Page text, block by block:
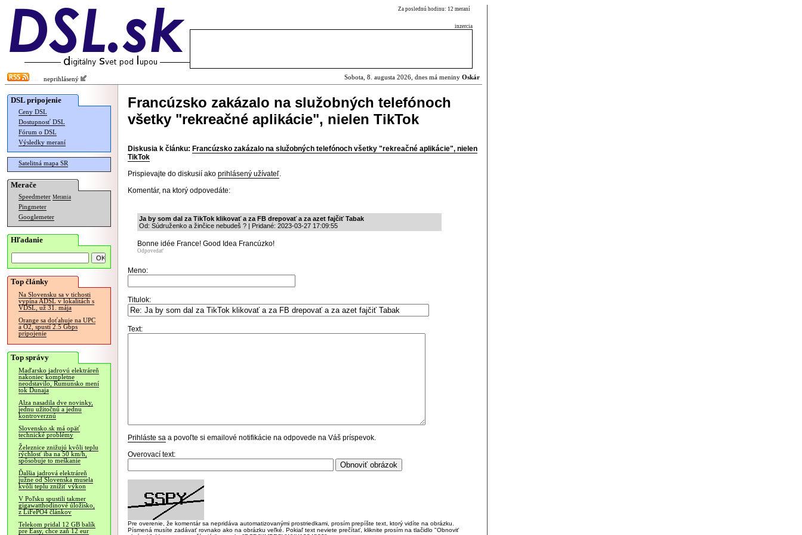
Za poslednú hodinu: 12 meraní
inzercia
neprihlásený Sobota, 8. augusta 2026, dnes má meniny Oskár
DSL pripojenie
Ceny DSL
Dostupnosť DSL
Fórum o DSL
Výsledky meraní
Satelitná mapa SR
Merače
Speedmeter Merania
Pingmeter
Googlemeter
Hľadanie
Top články
Na Slovensku sa v tichosti
vypína ADSL v lokalitách s
VDSL, už 31. mája
Orange sa doťahuje na UPC
a O2, spustí 2.5 Gbps
pripojenie
Top správy
Maďarsko jadrovú elektráreň
nakoniec kompletne
neodstavilo, Rumunsko mení
tok Dunaja
Alza nasadila dve novinky,
jednu užitočnú a jednu
kontroverznú
Slovensko.sk má opäť
technické problémy
Železnice znižujú kvôli teplu
rýchlosť iba na 50 km/h,
spôsobuje to meškanie
Ďalšia jadrová elektráreň
južne od Slovenska musela
kvôli teplu znížiť výkon
V Poľsku spustili takmer
gigawatthodinové úložisko,
z LiFePO4 článkov
Telekom pridal 12 GB balík
pre Easy, chce zaň 12 eur
Francúzsko zakázalo na služobných telefónoch
všetky "rekreačné aplikácie", nielen TikTok
Diskusia k článku: Francúzsko zakázalo na služobných telefónoch všetky "rekreačné aplikácie", nielen
TikTok
Prispievajte do diskusií ako prihlásený užívateľ.
Komentár, na ktorý odpovedáte:
Ja by som dal za TikTok klikovať a za FB drepovať a za azet fajčiť Tabak
Od: Súdruženko a žinčice nebudeš ? | Pridané: 2023-03-27 17:09:55
Bonne idée France! Good Idea Francúzko!
Odpovedať
Meno:
Titulok:
Text:
Prihláste sa a povoľte si emailové notifikácie na odpovede na Váš príspevok.
Overovací text:
Pre overenie, že komentár sa nepridáva automatizovanými prostriedkami, prosím prepíšte text, ktorý vidíte na obrázku.
Písmená musíte zadávať rovnako ako na obrázku veľké. Pokiaľ text neviete prečítať, kliknite prosím na tlačidlo "Obnoviť